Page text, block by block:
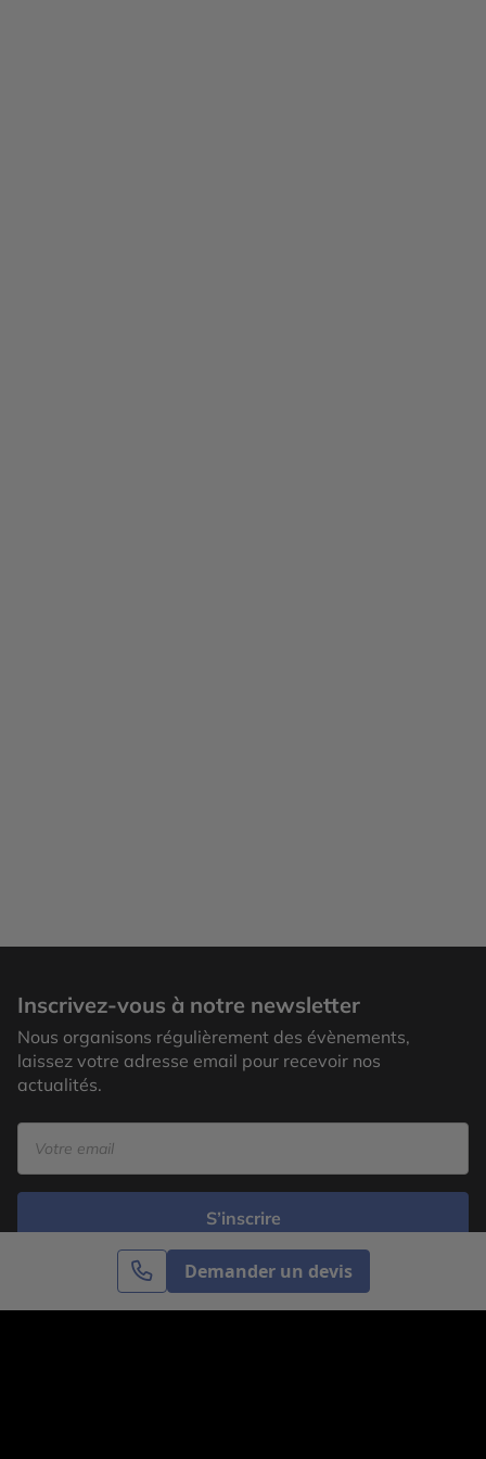
Demander un devis
Inscrivez-vous à notre newsletter
Nous organisons régulièrement des évènements,
laissez votre adresse email pour recevoir nos
actualités.
S’inscrire